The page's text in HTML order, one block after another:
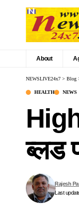
About
NEWSLIVE24x7 > Blog
HEALTH NEWS
ब्लड
Last
Rajesh